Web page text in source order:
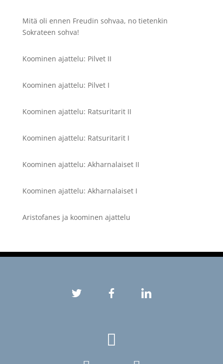
Mitä oli ennen Freudin sohvaa, no tietenkin
Sokrateen sohva!
Koominen ajattelu: Pilvet II
Koominen ajattelu: Pilvet I
Koominen ajattelu: Ratsuritarit II
Koominen ajattelu: Ratsuritarit I
Koominen ajattelu: Akharnalaiset II
Koominen ajattelu: Akharnalaiset I
Aristofanes ja koominen ajattelu
